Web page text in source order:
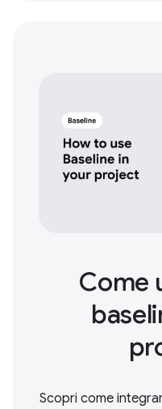
Come
Scopri come